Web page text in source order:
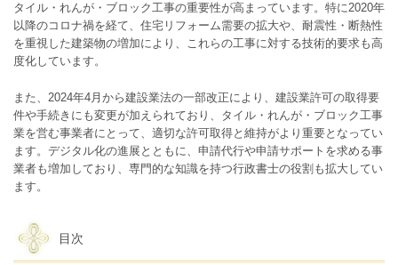
タイル・れんが・ブロック工事の重要性が高まっています。特に2020年
以降のコロナ禍を経て、住宅リフォーム需要の拡大や、耐震性・断熱性
を重視した建築物の増加により、これらの工事に対する技術的要求も高
度化しています。
また、2024年4月から建設業法の一部改正により、建設業許可の取得要
件や手続きにも変更が加えられており、タイル・れんが・ブロック工事
業を営む事業者にとって、適切な許可取得と維持がより重要となってい
ます。デジタル化の進展とともに、申請代行や申請サポートを求める事
業者も増加しており、専門的な知識を持つ行政書士の役割も拡大してい
ます。
目次